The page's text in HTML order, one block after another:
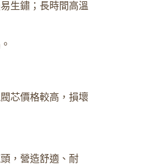
生鏽；長時間高溫
芯價格較高，損壞
，營造舒適、耐